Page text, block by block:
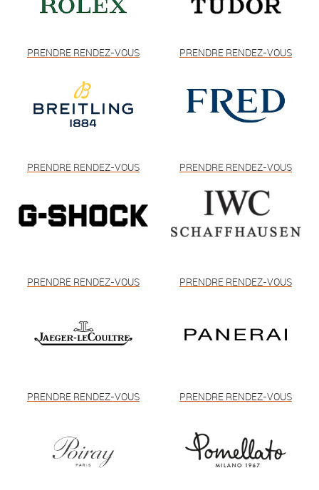
PRENDRE RENDEZ-VOUS PRENDRE RENDEZ-VOUS
PRENDRE RENDEZ-VOUS PRENDRE RENDEZ-VOUS
PRENDRE RENDEZ-VOUS PRENDRE RENDEZ-VOUS
PRENDRE RENDEZ-VOUS PRENDRE RENDEZ-VOUS